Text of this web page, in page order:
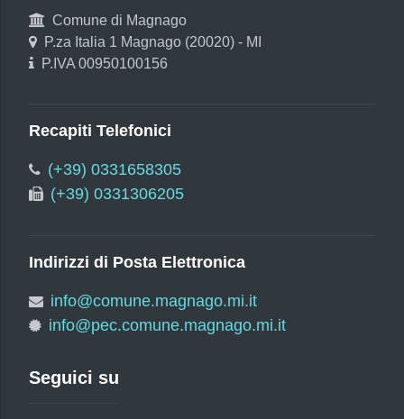
Comune di Magnago
P.za Italia 1 Magnago (20020) - MI
P.IVA 00950100156
Recapiti Telefonici
(+39) 0331658305
(+39) 0331306205
Indirizzi di Posta Elettronica
info@comune.magnago.mi.it
info@pec.comune.magnago.mi.it
Seguici su